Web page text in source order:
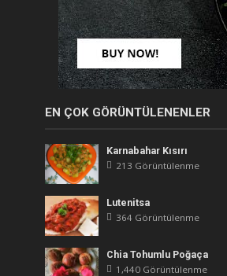
EN ÇOK GÖRÜNTÜLENENLER
Karnabahar Kısırı
213 Görüntülenme
Lutenitsa
364 Görüntülenme
Chia Tohumlu Poğaça
1,440 Görüntülenme